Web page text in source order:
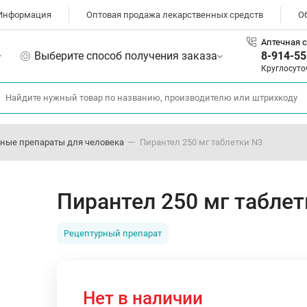
Оптовая продажа лекарственных средств
Выберите способ получения заказа
Аптечная
8-914-
препараты для человека Пирантел 250 мг таблетки N3
Пирантел 250 мг
Рецептурный препарат
Нет в наличии